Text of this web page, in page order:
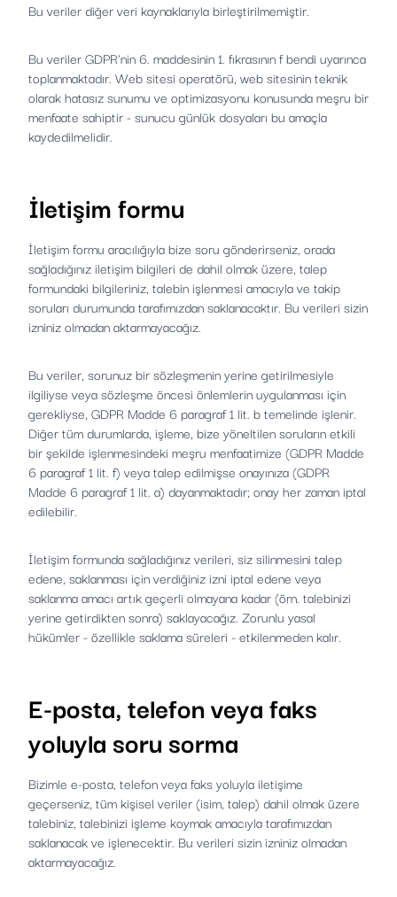
Bu veriler diğer veri kaynaklarıyla birleştirilmemiştir.
Bu veriler GDPR'nin 6. maddesinin 1. fıkrasının f bendi uyarınca
toplanmaktadır. Web sitesi operatörü, web sitesinin teknik
olarak hatasız sunumu ve optimizasyonu konusunda meşru bir
menfaate sahiptir - sunucu günlük dosyaları bu amaçla
kaydedilmelidir.
İletişim formu
İletişim formu aracılığıyla bize soru gönderirseniz, orada
sağladığınız iletişim bilgileri de dahil olmak üzere, talep
formundaki bilgileriniz, talebin işlenmesi amacıyla ve takip
soruları durumunda tarafımızdan saklanacaktır. Bu verileri sizin
izniniz olmadan aktarmayacağız.
Bu veriler, sorunuz bir sözleşmenin yerine getirilmesiyle
ilgiliyse veya sözleşme öncesi önlemlerin uygulanması için
gerekliyse, GDPR Madde 6 paragraf 1 lit. b temelinde işlenir.
Diğer tüm durumlarda, işleme, bize yöneltilen soruların etkili
bir şekilde işlenmesindeki meşru menfaatimize (GDPR Madde
6 paragraf 1 lit. f) veya talep edilmişse onayınıza (GDPR
Madde 6 paragraf 1 lit. a) dayanmaktadır; onay her zaman iptal
edilebilir.
İletişim formunda sağladığınız verileri, siz silinmesini talep
edene, saklanması için verdiğiniz izni iptal edene veya
saklanma amacı artık geçerli olmayana kadar (örn. talebinizi
yerine getirdikten sonra) saklayacağız. Zorunlu yasal
hükümler - özellikle saklama süreleri - etkilenmeden kalır.
E-posta, telefon veya faks
yoluyla soru sorma
Bizimle e-posta, telefon veya faks yoluyla iletişime
geçerseniz, tüm kişisel veriler (isim, talep) dahil olmak üzere
talebiniz, talebinizi işleme koymak amacıyla tarafımızdan
saklanacak ve işlenecektir. Bu verileri sizin izniniz olmadan
aktarmayacağız.